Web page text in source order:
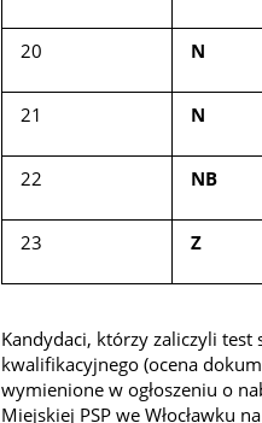
20 N
21 N
22 NB
23 Z
Kandydaci, którzy zaliczyli
kwalifikacyjnego (ocena
wymienione w ogłoszeniu o
Miejskiej PSP we Włocławku